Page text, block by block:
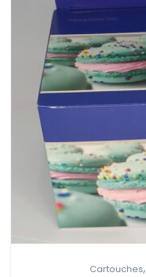
Cartouches,